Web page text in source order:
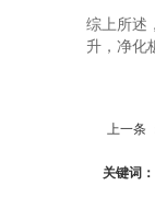
综上所述
升，净化
上一条
关键词：